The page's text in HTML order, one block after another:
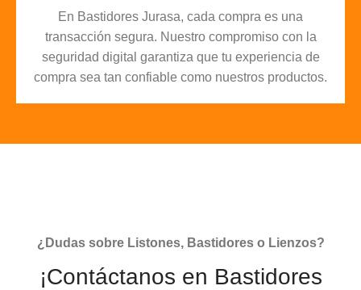
En Bastidores Jurasa, cada compra es una
transacción segura. Nuestro compromiso con la
seguridad digital garantiza que tu experiencia de
compra sea tan confiable como nuestros productos.
¿Dudas sobre Listones, Bastidores o Lienzos?
¡Contáctanos en Bastidores